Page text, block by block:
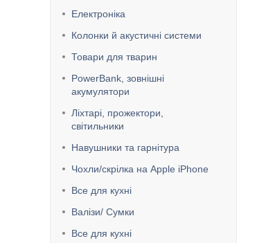
Електроніка
Колонки й акустичні системи
Товари для тварин
PowerBank, зовнішні
акумулятори
Ліхтарі, прожектори,
світильники
Навушники та гарнітура
Чохли/скрілка на Apple iPhone
Все для кухні
Валізи/ Сумки
Все для кухні